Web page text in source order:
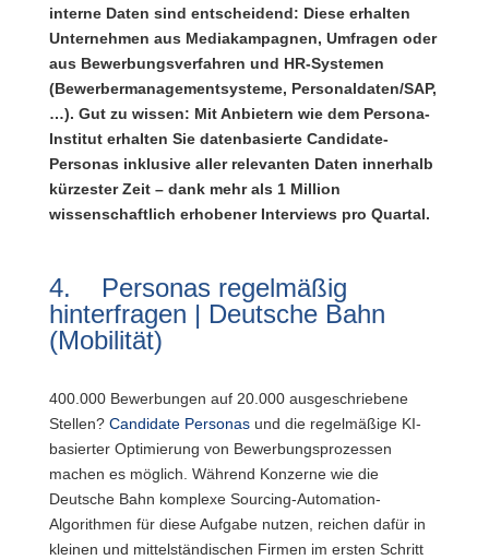
interne Daten sind entscheidend: Diese erhalten
Unternehmen aus Mediakampagnen, Umfragen oder
aus Bewerbungsverfahren und HR-Systemen
(Bewerbermanagementsysteme, Personaldaten/SAP,
…). Gut zu wissen: Mit Anbietern wie dem Persona-
Institut erhalten Sie datenbasierte Candidate-
Personas inklusive aller relevanten Daten innerhalb
kürzester Zeit – dank mehr als 1 Million
wissenschaftlich erhobener Interviews pro Quartal.
4. Personas regelmäßig
hinterfragen | Deutsche Bahn
(Mobilität)
400.000 Bewerbungen auf 20.000 ausgeschriebene
Stellen? Candidate Personasund die regelmäßige KI-
basierter Optimierung von Bewerbungsprozessen
machen es möglich. Während Konzerne wie die
Deutsche Bahn komplexe Sourcing-Automation-
Algorithmen für diese Aufgabe nutzen, reichen dafür in
kleinen und mittelständischen Firmen im ersten Schritt